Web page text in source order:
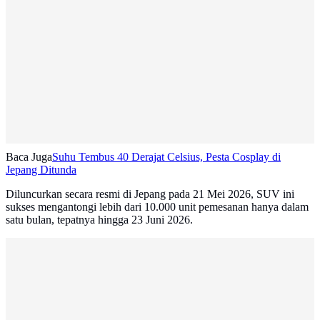
Baca JugaSuhu Tembus 40 Derajat Celsius, Pesta Cosplay di
Jepang Ditunda
Diluncurkan secara resmi di Jepang pada 21 Mei 2026, SUV ini
sukses mengantongi lebih dari 10.000 unit pemesanan hanya dalam
satu bulan, tepatnya hingga 23 Juni 2026.